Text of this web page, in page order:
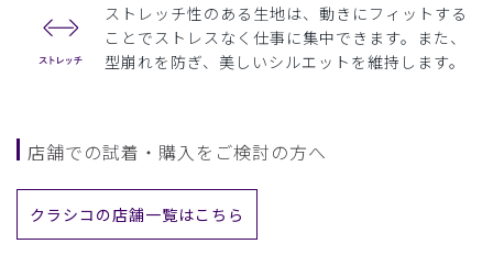
ストレッチ性のある生地は、動きにフィットする
ことでストレスなく仕事に集中できます。また、
型崩れを防ぎ、美しいシルエットを維持します。
店舗での試着・購入をご検討の方へ
クラシコの店舗一覧はこちら